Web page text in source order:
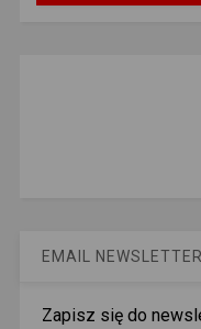
EMAIL NEWSLETTER
Zapisz się do